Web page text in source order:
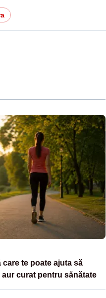
te poate ajuta să
curat pentru sănătate